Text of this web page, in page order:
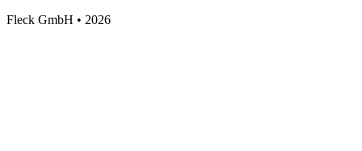
Fleck GmbH • 2026